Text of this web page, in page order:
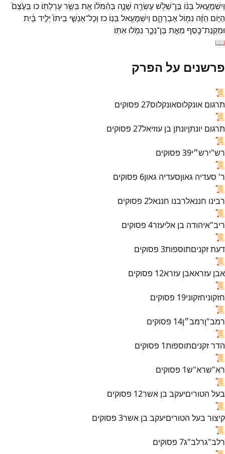
וְיִשְׁמָעֵ֣אל בְּנ֔וֹ בֶּן־שְׁלֹ֥שׁעֶשְׂרֵ֖ה שָׁנָ֑ה בְּהִ֨מֹּל֔וֹ אֵ֖ת בְּשַׂ֥רעָרְלָתֽוֹ׃ כו בְּעֶ֙צֶם֙
הַיּ֣וֹם הַזֶּ֔ה נִמּ֖וֹלאַבְרָהָ֑ם וְיִשְׁמָעֵ֖אל בְּנֽוֹ׃ כז וְכָל־אַנְשֵׁ֤י בֵיתוֹ֙ יְלִ֣יד בָּ֔יִת
וּמִקְנַת־כֶּ֖סֶף מֵאֵ֣ת בֶּן־נֵכָ֑ר נִמֹּ֖לוּאִתּֽוֹ׃
📖
פרשנים על הפרק
📜
תרגום אונקלוסאונקלוס27 פסוקים
📜
תרגום יונתןיונתן בן עוזיאל27 פסוקים
📜
רש"ירש״י39 פסוקים
📜
ר' סעדיה גאוןסעדיה גאון6 פסוקים
📜
רבינו חננאלרבנו חננאל2 פסוקים
📜
ריב"איהודה בן אליעזר4 פסוקים
📜
דעת זקניםתוספות3 פסוקים
📜
אבן עזראאבן עזרא12 פסוקים
📜
חזקוניחזקוני19 פסוקים
📜
רמב"ןרמב״ן14 פסוקים
📜
הדר זקניםתוספות1 פסוקים
📜
רא"שרא"ש1 פסוקים
📜
בעל הטוריםיעקב בן אשר12 פסוקים
📜
קיצור בעל הטוריםיעקב בן אשר3 פסוקים
📜
רלב"גרלב"ג7 פסוקים